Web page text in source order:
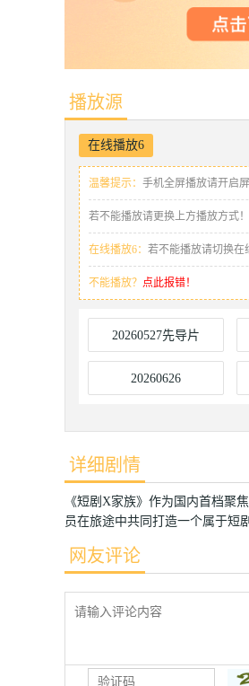
播放源
在线播放6
温馨提示： 手机全屏播放请开启
若不能播放请更换上方播放方式！
在线播放6： 若不能播放请切换在
不能播放？ 点此报错！
20260527先导片
20260626
详细剧情
《短剧X家族》作为国内首档聚
员在旅途中共同打造一个属于短
网友评论